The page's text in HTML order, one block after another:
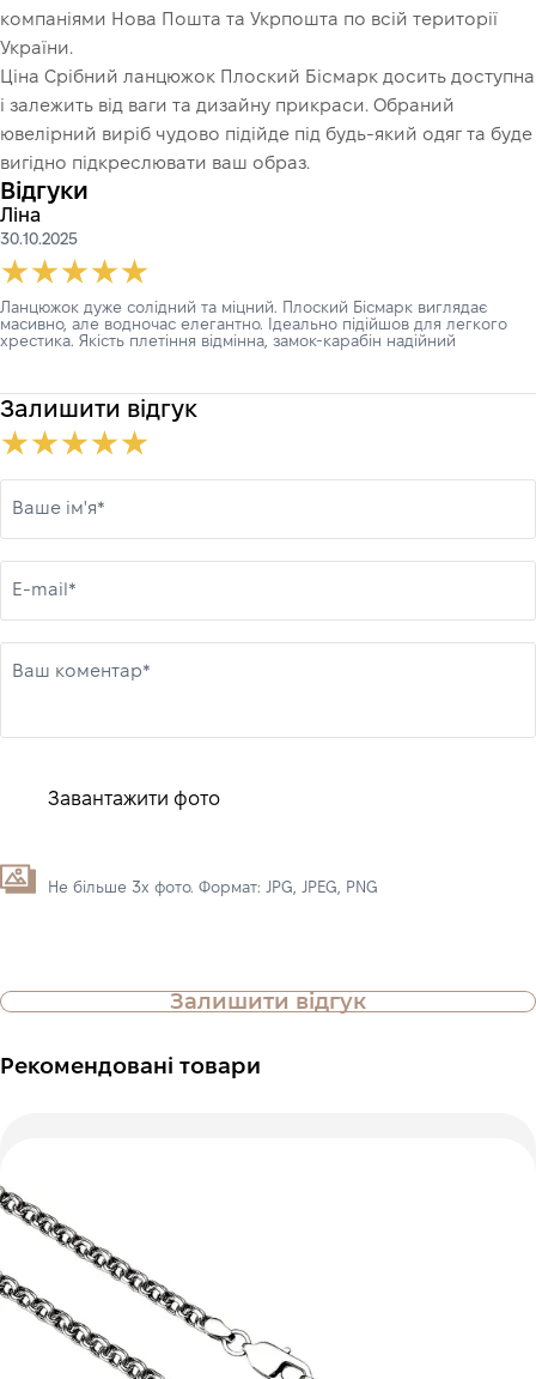
компаніями Нова Пошта та Укрпошта по всій території
України.
Ціна Срібний ланцюжок Плоский Бісмарк досить доступна
і залежить від ваги та дизайну прикраси. Обраний
ювелірний виріб чудово підійде під будь-який одяг та буде
вигідно підкреслювати ваш образ.
Відгуки
Ліна
30.10.2025
Ланцюжок дуже солідний та міцний. Плоский Бісмарк виглядає
масивно, але водночас елегантно. Ідеально підійшов для легкого
хрестика. Якість плетіння відмінна, замок-карабін надійний
Залишити відгук
Ваше ім'я*
E-mail*
Ваш коментар*
Завантажити фото
Не більше 3х фото. Формат: JPG, JPEG, PNG
Залишити відгук
Рекомендовані товари